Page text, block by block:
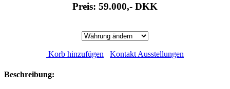
Preis: 59.000,- DKK
Korb hinzufügen Kontakt Ausstellungen
Beschreibung: